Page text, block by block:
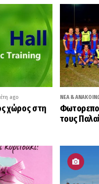
ago
χώρος στη
ΝΈΑ &
τους